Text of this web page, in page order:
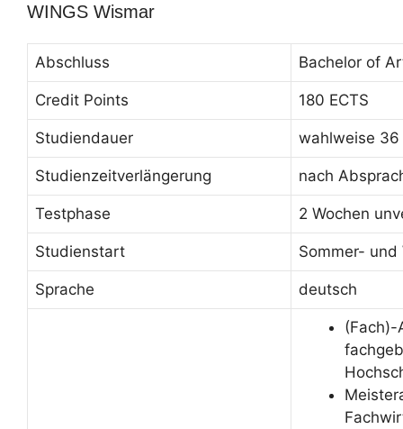
WINGS Wismar
Abschluss Bachelor of
Credit Points 180 ECTS
Studiendauer wahlweise
Studienzeitverlängerung nach
Testphase 2 Wochen
Studienstart Sommer-
Sprache deutsch
(Fach)-